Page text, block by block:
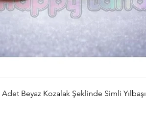
Adet Beyaz Kozalak Şeklinde Simli Yılbaşı